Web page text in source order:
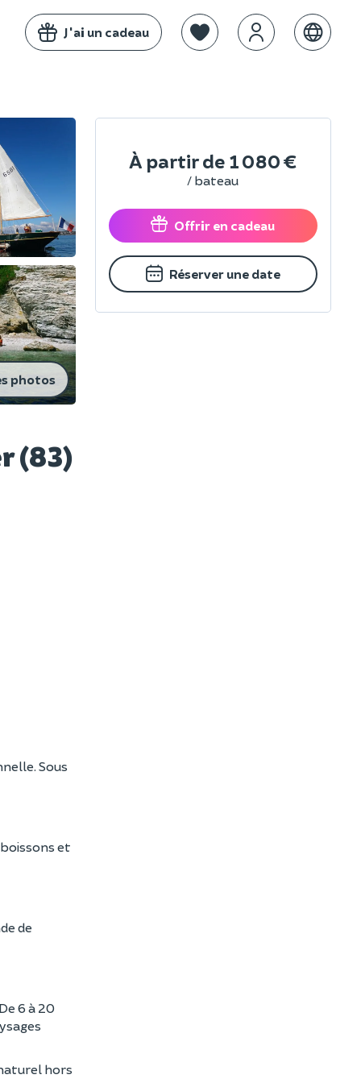
J'ai un cadeau
photos
(83)
Sous
et
de
6 à 20
hors
À partir de 1 080 €
/ bateau
Offrir en cadeau
Réserver une date